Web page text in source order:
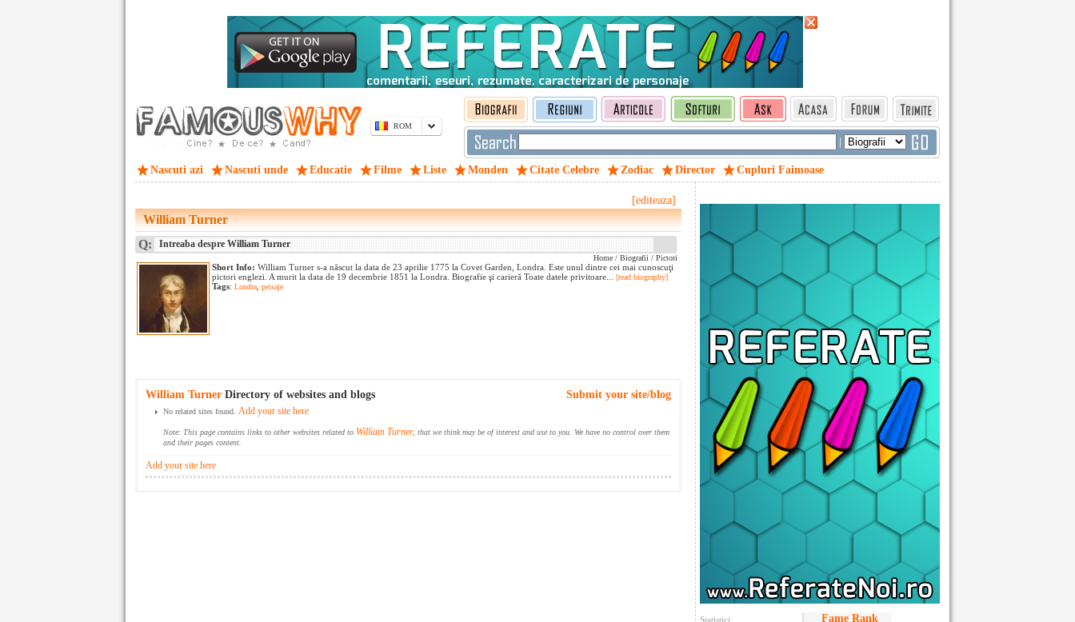
ROM
|
Nascuti azi Nascuti unde Educatie Filme Liste Monden Citate Celebre Zodiac Director Cupluri Faimoase
Statistici:
Fame Rank
[editeaza]
William Turner
Q: Intreaba despre William Turner
Home / Biografii / Pictori
Short Info: William Turner s-a născut la data de 23 aprilie 1775 la Covet Garden, Londra. Este unul dintre cei mai cunoscuţi
pictori englezi. A murit la data de 19 decembrie 1851 la Londra. Biografie şi carieră Toate datele privitoare...
[read biography]
Tags: Londra peisaje
Submit your site/blog
William Turner Directory of websites and blogs
No related sites found. Add your site here
Note: This page contains links to other websites related to William Turner, that we think may be of interest and use to you. We have no control over them
and their pages content.
Add your site here